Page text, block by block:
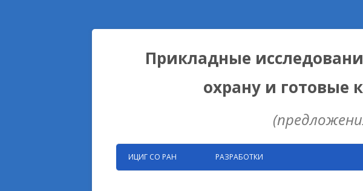
Прикладные
охрану и готовые
ИЦИГ СО РАН РАЗРАБОТКИ